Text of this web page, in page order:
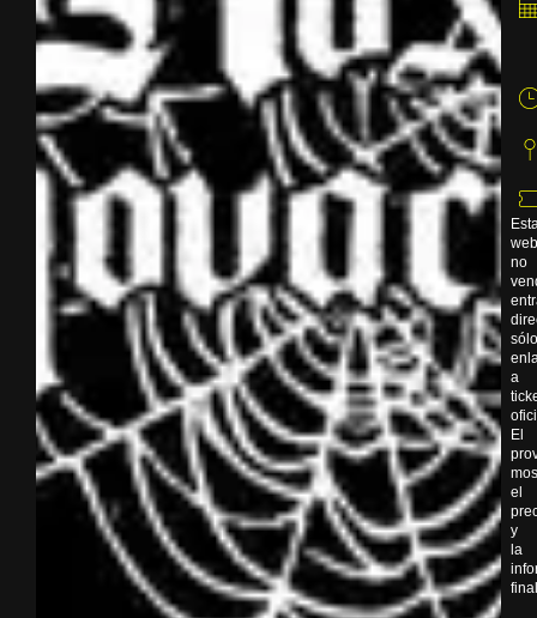
web
no
sólo
a
El
el
y
la